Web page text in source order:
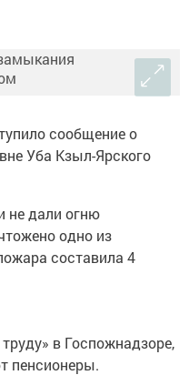
сообщение о
Уба Кзыл-Ярского
не дали огню
одно из
составила 4
в Госпожнадзоре,
пенсионеры.